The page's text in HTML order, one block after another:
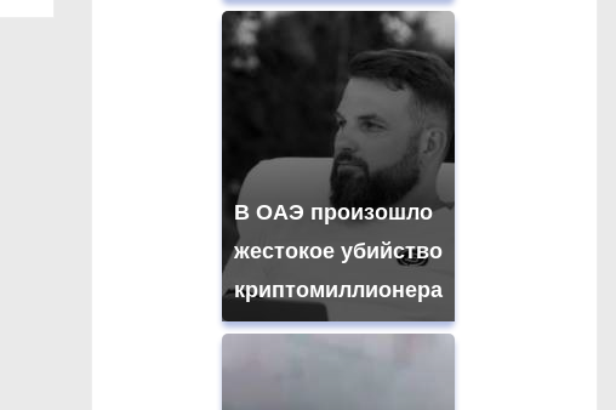
В ОАЭ произошло
жестокое убийство
криптомиллионера